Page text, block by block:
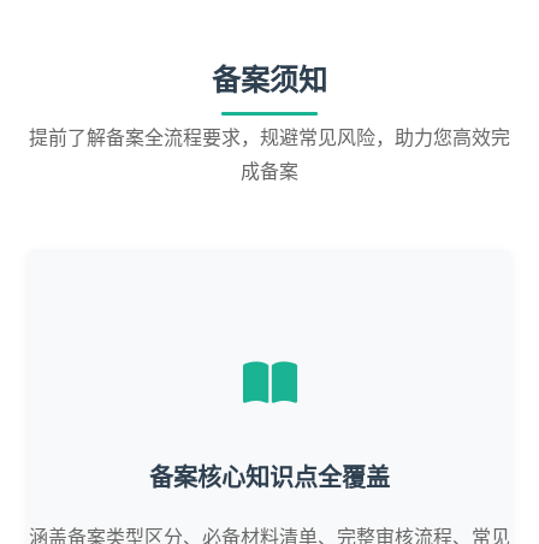
备案须知
提前了解备案全流程要求，规避常见风险，助力您高效完
成备案
备案核心知识点全覆盖
涵盖备案类型区分、必备材料清单、完整审核流程、常见